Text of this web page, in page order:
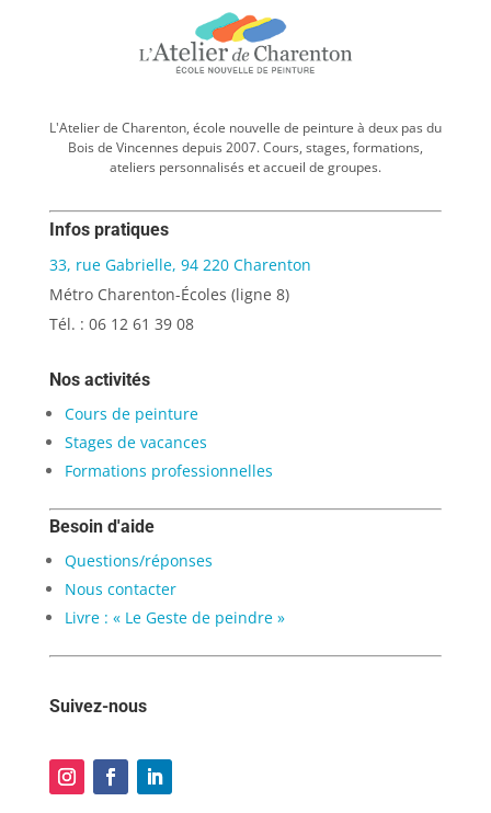
L'Atelier de Charenton, école nouvelle de peinture à deux pas du
Bois de Vincennes depuis 2007. Cours, stages, formations,
ateliers personnalisés et accueil de groupes.
Infos pratiques
33, rue Gabrielle, 94 220 Charenton
Métro Charenton-Écoles (ligne 8)
Tél. : 06 12 61 39 08
Nos activités
Cours de peinture
Stages de vacances
Formations professionnelles
Besoin d'aide
Questions/réponses
Nous contacter
Livre : « Le Geste de peindre »
Suivez-nous